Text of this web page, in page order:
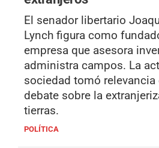
El senador libertario
Lynch figura como
empresa que asesora
administra campos. La
sociedad tomó
debate sobre la
tierras.
POLÍTICA